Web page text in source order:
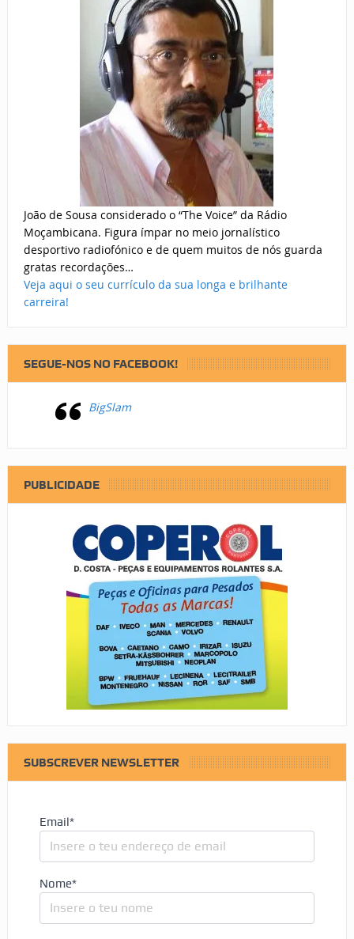
João de Sousa considerado o “The Voice” da Rádio
Moçambicana. Figura ímpar no meio jornalístico
desportivo radiofónico e de quem muitos de nós guarda
gratas recordações…
Veja aqui o seu currículo da sua longa e brilhante
carreira!
SEGUE-NOS NO FACEBOOK!
BigSlam
PUBLICIDADE
SUBSCREVER NEWSLETTER
Email*
Nome*